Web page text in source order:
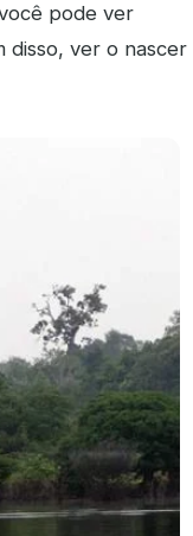
pode ver
disso, ver o nascer